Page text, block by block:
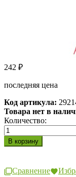
242 ₽
последняя цена
Код артикула:
Товара нет в
Количество:
Сравнение